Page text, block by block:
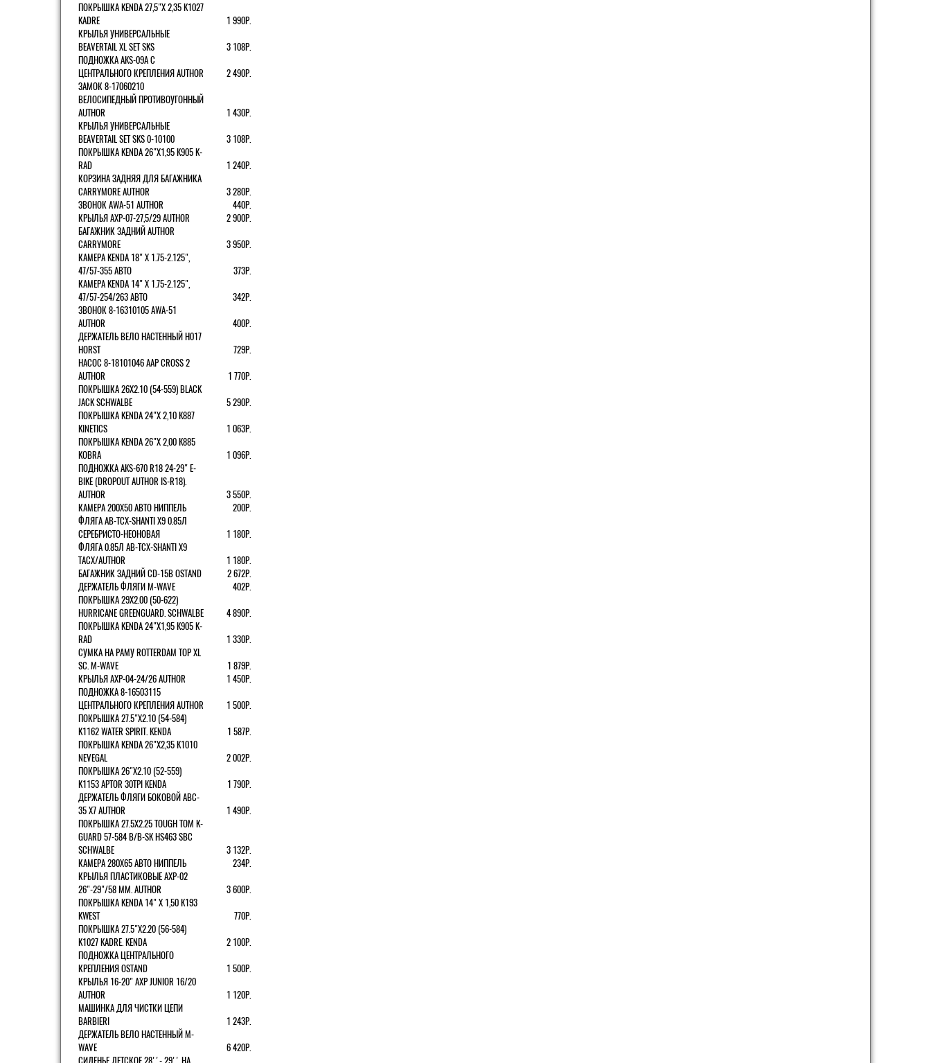
ПОКРЫШКА KENDA 27,5"Х 2,35 K1027
KADRE
1 990Р.
КРЫЛЬЯ УНИВЕРСАЛЬНЫЕ
BEAVERTAIL XL SET SKS
3 108Р.
ПОДНОЖКА AKS-09A C
ЦЕНТРАЛЬНОГО КРЕПЛЕНИЯ AUTHOR
2 490Р.
ЗАМОК 8-17060210
ВЕЛОСИПЕДНЫЙ ПРОТИВОУГОННЫЙ
AUTHOR
1 430Р.
КРЫЛЬЯ УНИВЕРСАЛЬНЫЕ
BEAVERTAIL SET SKS 0-10100
3 108Р.
ПОКРЫШКА KENDA 26"Х1,95 K905 K-
RAD
1 240Р.
КОРЗИНА ЗАДНЯЯ ДЛЯ БАГАЖНИКА
CARRYMORE AUTHOR
3 280Р.
ЗВОНОК AWA-51 AUTHOR
440Р.
КРЫЛЬЯ AXP-07-27,5/29 AUTHOR
2 900Р.
БАГАЖНИК ЗАДНИЙ AUTHOR
CARRYMORE
3 950Р.
КАМЕРА KENDA 18" Х 1.75-2.125",
47/57-355 АВТО
373Р.
КАМЕРА KENDA 14" Х 1.75-2.125",
47/57-254/263 АВТО
342Р.
ЗВОНОК 8-16310105 AWA-51
AUTHOR
400Р.
ДЕРЖАТЕЛЬ ВЕЛО НАСТЕННЫЙ H017
HORST
729Р.
НАСОС 8-18101046 AAP CROSS 2
AUTHOR
1 770Р.
ПОКРЫШКА 26X2.10 (54-559) BLACK
JACK SCHWALBE
5 290Р.
ПОКРЫШКА KENDA 24"Х 2,10 K887
KINETICS
1 063Р.
ПОКРЫШКА KENDA 26"Х 2,00 K885
KOBRA
1 096Р.
ПОДНОЖКА AKS-670 R18 24-29" E-
BIKE (DROPOUT AUTHOR IS-R18).
AUTHOR
3 550Р.
КАМЕРА 200Х50 АВТО НИППЕЛЬ
200Р.
ФЛЯГА AB-TCX-SHANTI X9 0.85Л
СЕРЕБРИСТО-НЕОНОВАЯ
1 180Р.
ФЛЯГА 0.85Л AB-TCX-SHANTI X9
TACX/AUTHOR
1 180Р.
БАГАЖНИК ЗАДНИЙ CD-15B OSTAND
2 672Р.
ДЕРЖАТЕЛЬ ФЛЯГИ M-WAVE
402Р.
ПОКРЫШКА 29X2.00 (50-622)
HURRICANE GREENGUARD. SCHWALBE
4 890Р.
ПОКРЫШКА KENDA 24"Х1,95 K905 K-
RAD
1 330Р.
СУМКА НА РАМУ ROTTERDAM TOP XL
SC. M-WAVE
1 879Р.
КРЫЛЬЯ AXP-04-24/26 AUTHOR
1 450Р.
ПОДНОЖКА 8-16503115
ЦЕНТРАЛЬНОГО КРЕПЛЕНИЯ AUTHOR
1 500Р.
ПОКРЫШКА 27.5"Х2.10 (54-584)
K1162 WATER SPIRIT. KENDA
1 587Р.
ПОКРЫШКА KENDA 26"Х2,35 K1010
NEVEGAL
2 002Р.
ПОКРЫШКА 26"Х2.10 (52-559)
K1153 APTOR 30TPI KENDA
1 790Р.
ДЕРЖАТЕЛЬ ФЛЯГИ БОКОВОЙ ABC-
35 X7 AUTHOR
1 490Р.
ПОКРЫШКА 27.5X2.25 TOUGH TOM K-
GUARD 57-584 B/B-SK HS463 SBC
SCHWALBE
3 132Р.
КАМЕРА 280Х65 АВТО НИППЕЛЬ
234Р.
КРЫЛЬЯ ПЛАСТИКОВЫЕ AXP-02
26"-29"/58 ММ. AUTHOR
3 600Р.
ПОКРЫШКА KENDA 14" Х 1,50 K193
KWEST
770Р.
ПОКРЫШКА 27.5"Х2.20 (56-584)
K1027 KADRE. KENDA
2 100Р.
ПОДНОЖКА ЦЕНТРАЛЬНОГО
КРЕПЛЕНИЯ OSTAND
1 500Р.
КРЫЛЬЯ 16-20" AXP JUNIOR 16/20
AUTHOR
1 120Р.
МАШИНКА ДЛЯ ЧИСТКИ ЦЕПИ
BARBIERI
1 243Р.
ДЕРЖАТЕЛЬ ВЕЛО НАСТЕННЫЙ M-
WAVE
6 420Р.